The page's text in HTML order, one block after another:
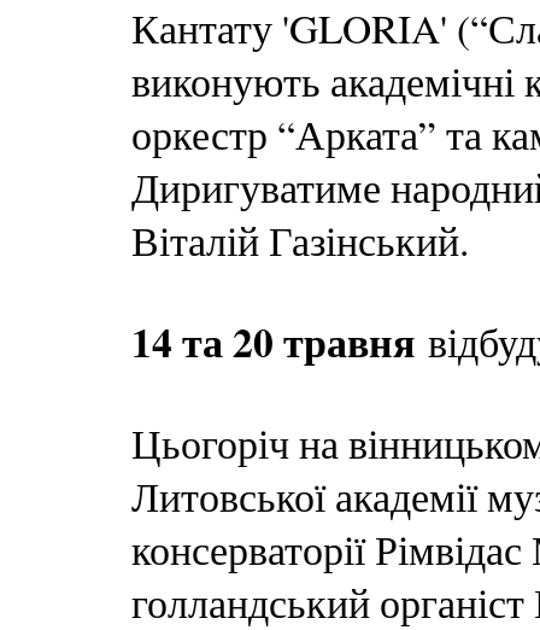
Кантату 'GLORIA'
виконують
оркестр “Арката” та
Диригуватиме
Віталій Газінський.
14 та 20 травня
Цьогоріч на
Литовської академії
консерваторії
голландський